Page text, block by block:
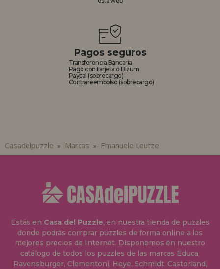
Pagos seguros
· Transferencia Bancaria
· Pago con tarjeta o Bizum
· Paypal (sobrecargo)
· Contrareembolso (sobrecargo)
Casadelpuzzle » Marcas » Emanuele Leutze
Estás en Casa del Puzzle, en nuestra tienda de puzzles
donde podrás comprar puzzles de forma online a los
mejores precios de Internet. Disponemos en nuestro
catálogo de todos los puzzles de las marcas Educa,
Ravensburger, Clementoni, Heye, Schmidt, Castorland,